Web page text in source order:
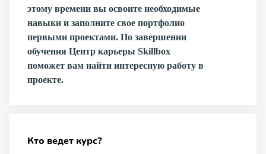
этому времени вы освоите необходимые
навыки и заполните свое портфолио
первыми проектами. По завершении
обучения Центр карьеры Skillbox
поможет вам найти интересную работу в
проекте.
Кто ведет курс?